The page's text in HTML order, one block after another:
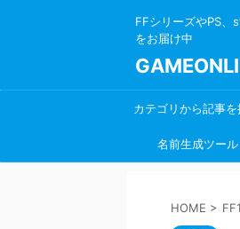
FFシリーズやPS
をお届け中
カテゴリから記事を
名前生成ツール
HOME >